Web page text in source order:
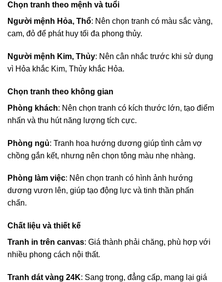
Chọn tranh theo mệnh và tuổi
Người mệnh Hỏa, Thổ: Nên chọn tranh có màu sắc vàng,
cam, đỏ để phát huy tối đa phong thủy.
Người mệnh Kim, Thủy: Nên cân nhắc trước khi sử dụng
vì Hỏa khắc Kim, Thủy khắc Hỏa.
Chọn tranh theo không gian
Phòng khách: Nên chọn tranh có kích thước lớn, tạo điểm
nhấn và thu hút năng lượng tích cực.
Phòng ngủ: Tranh hoa hướng dương giúp tình cảm vợ
chồng gắn kết, nhưng nên chọn tông màu nhẹ nhàng.
Phòng làm việc: Nên chọn tranh có hình ảnh hướng
dương vươn lên, giúp tạo động lực và tinh thần phấn
chấn.
Chất liệu và thiết kế
Tranh in trên canvas: Giá thành phải chăng, phù hợp với
nhiều phong cách nội thất.
Tranh dát vàng 24K: Sang trọng, đẳng cấp, mang lại giá